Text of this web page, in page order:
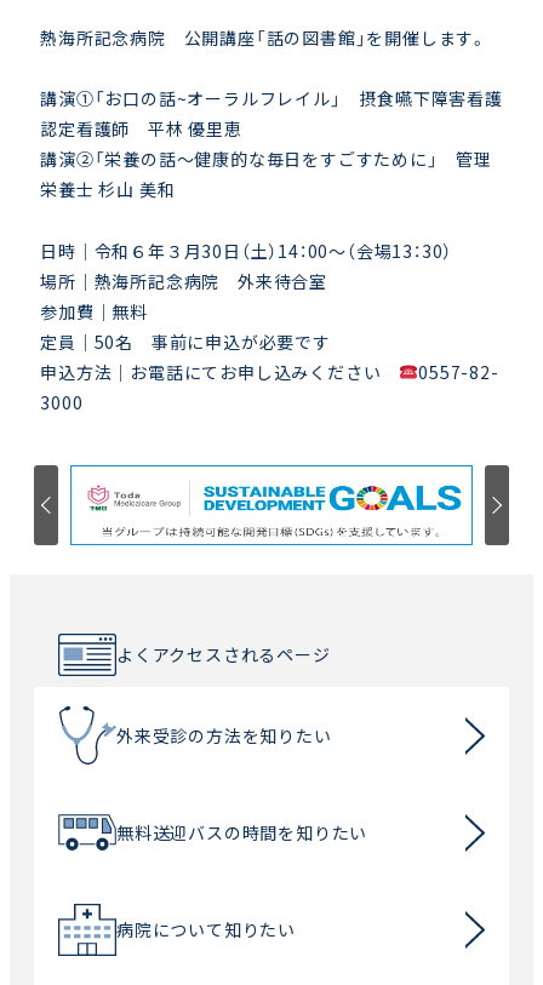
熱海所記念病院 公開講座「話の図書館」を開催します。
講演①「お口の話~オーラルフレイル」 摂食嚥下障害看護
認定看護師 平林 優里恵
講演②「栄養の話～健康的な毎日をすごすために」 管理
栄養士 杉山 美和
日時｜令和６年３月30日（土）14：00～（会場13：30）
場所｜熱海所記念病院 外来待合室
参加費｜無料
定員｜50名 事前に申込が必要です
申込方法｜お電話にてお申し込みください
0557-82-
3000
よくアクセスされるページ
外来受診の方法を知りたい
無料送迎バスの時間を知りたい
病院について知りたい